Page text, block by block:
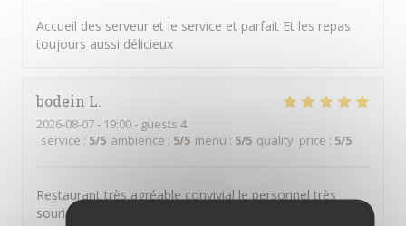
Accueil des serveur et le service et parfait Et les repas
toujours aussi délicieux
bodein L
2026-08-07- 19:00 - guests 4
service : 5/5 ambience : 5/5 menu : 5/5 quality_price : 5/5
Restaurant très agréable convivial le personnel très
souriant le manger très bon je passe toujours un très